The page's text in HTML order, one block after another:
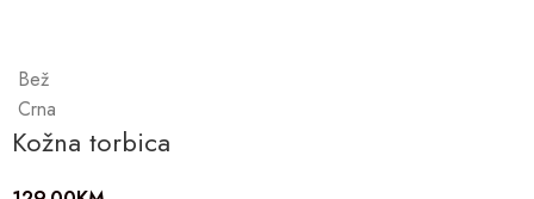
Bež
Crna
Kožna torbica